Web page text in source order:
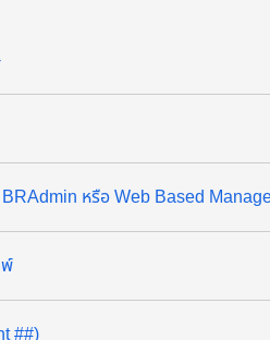
หรือ Web Based
##)